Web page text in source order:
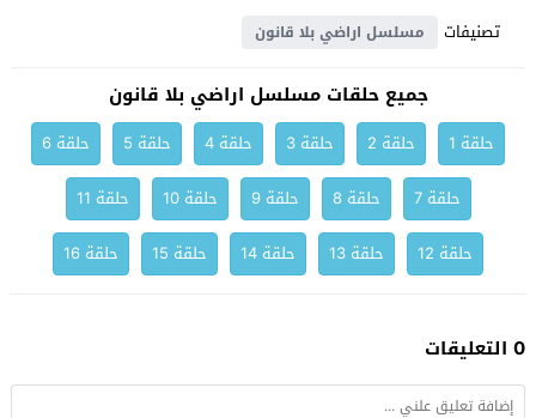
تصنيفات
مسلسل اراضي بلا قانون
جميع حلقات مسلسل اراضي بلا قانون
حلقة 1 حلقة 2 حلقة 3 حلقة 4 حلقة 5
حلقة 6
حلقة 7
حلقة 8 حلقة 9 حلقة 10
حلقة 11
حلقة 12
حلقة 13 حلقة 14 حلقة 15 حلقة 16
0 التعليقات